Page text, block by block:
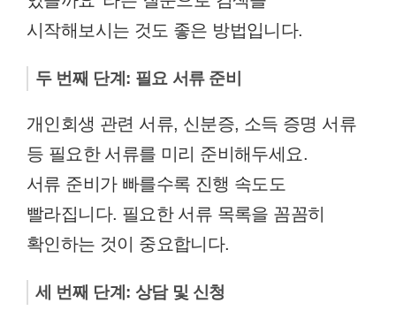
시작해보시는 것도 좋은 방법입니다.
두 번째 단계: 필요 서류 준비
개인회생 관련 서류, 신분증, 소득 증명 서류
등 필요한 서류를 미리 준비해두세요.
서류 준비가 빠를수록 진행 속도도
빨라집니다. 필요한 서류 목록을 꼼꼼히
확인하는 것이 중요합니다.
세 번째 단계: 상담 및 신청